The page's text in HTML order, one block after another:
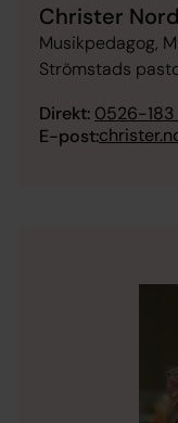
Christer
Musikpedagog,
Strömstads
Direkt: 0526-183
E-post: